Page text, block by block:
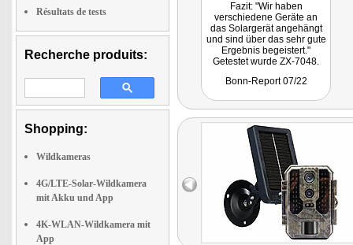
Résultats de tests
Recherche produits:
Shopping:
Wildkameras
4G/LTE-Solar-Wildkamera
mit Akku und App
4K-WLAN-Wildkamera mit
App
Fazit: "Wir haben
verschiedene Geräte an
das Solargerät angehängt
und sind über das sehr gute
Ergebnis begeistert."
Getestet wurde ZX-7048.
Bonn-Report 07/22